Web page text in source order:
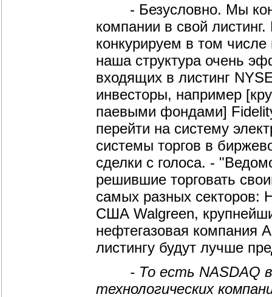
- Безусловно. Мы
компании в свой
конкурируем в том
наша структура очень
входящих в листинг
инвесторы, например
паевыми фондами]
перейти на систему
системы торгов в
сделки с голоса. -
решившие торговать
самых разных секторов:
США Walgreen,
нефтегазовая компания
листингу будут лучше
- То есть NASDAQ
технологических